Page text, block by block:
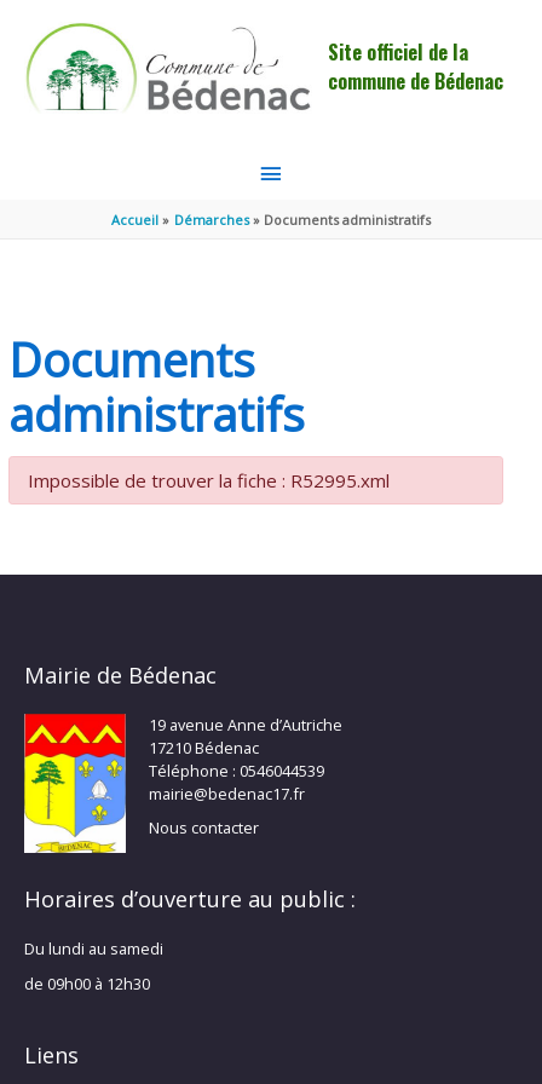
Site officiel de la
commune de Bédenac
MENU
PRINCIPAL
Accueil Démarches Documents administratifs
Documents
administratifs
Impossible de trouver la fiche : R52995.xml
Mairie de Bédenac
19 avenue Anne d’Autriche
17210 Bédenac
Téléphone : 0546044539
mairie@bedenac17.fr
Nous contacter
Horaires d’ouverture au public :
Du lundi au samedi
de 09h00 à 12h30
Liens